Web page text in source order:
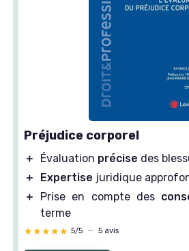
Préjudice corporel
＋ Évaluation précise des
＋
Expertise juridique
＋
Prise en compte des
terme
★★★★★
★★★★★ 5/5 — 5 avis